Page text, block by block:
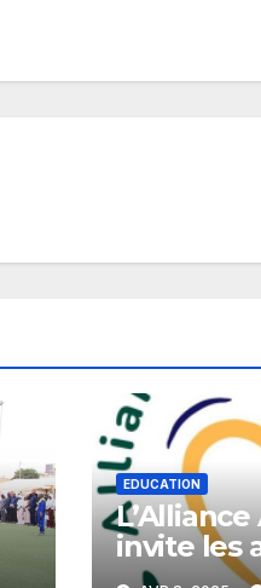
EDUCATION
invite les
en place